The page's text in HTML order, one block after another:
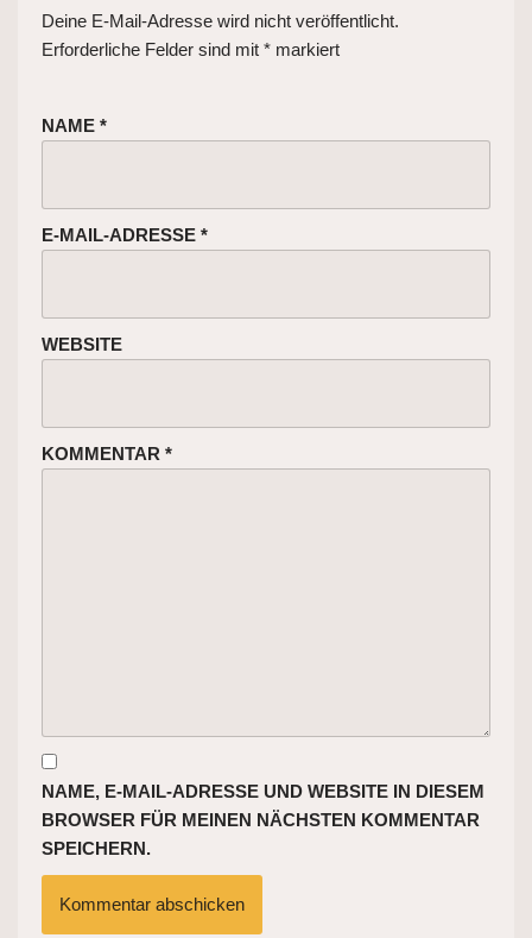
Deine E-Mail-Adresse wird nicht veröffentlicht.
Erforderliche Felder sind mit * markiert
NAME *
E-MAIL-ADRESSE *
WEBSITE
KOMMENTAR *
NAME, E-MAIL-ADRESSE UND WEBSITE IN DIESEM
BROWSER FÜR MEINEN NÄCHSTEN KOMMENTAR
SPEICHERN.